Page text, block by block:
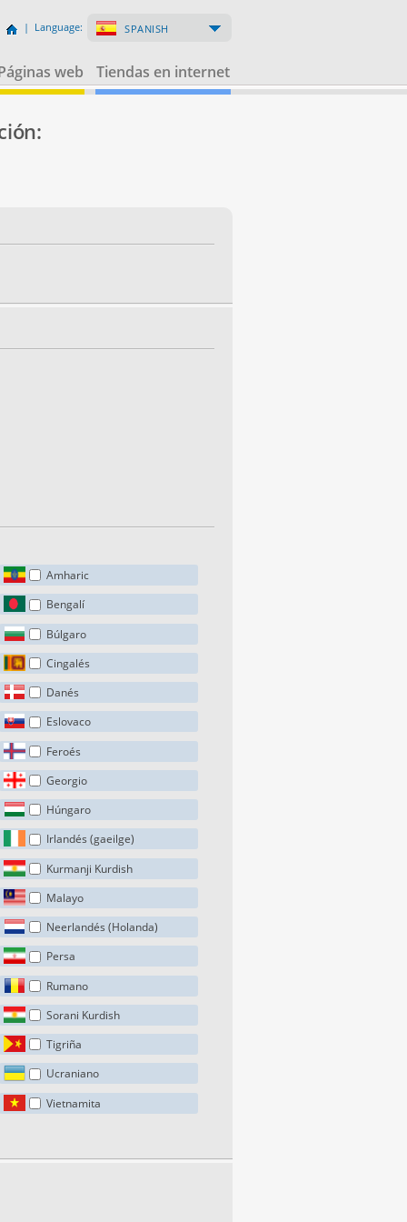
| Language: SPANISH
web Tiendas en internet
Amharic
Bengalí
Búlgaro
Cingalés
Danés
Eslovaco
Feroés
Georgio
Húngaro
Irlandés (gaeilge)
Kurmanji Kurdish
Malayo
Neerlandés (Holanda)
Persa
Rumano
Sorani Kurdish
Tigriña
Ucraniano
Vietnamita